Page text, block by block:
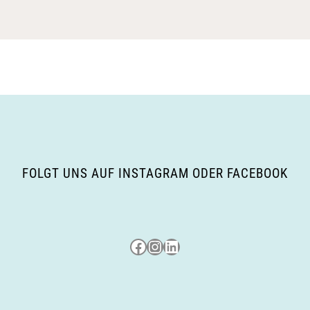
FOLGT UNS AUF INSTAGRAM ODER FACEBOOK
Besuche uns auf Facebook
Besuche uns auf Instagram
LinkedIn